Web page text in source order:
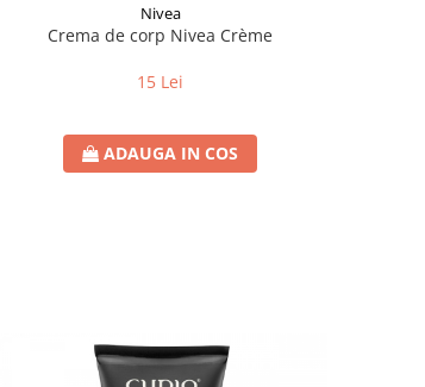
Nivea
Crema de corp Nivea Crème
15 Lei
ADAUGA IN COS